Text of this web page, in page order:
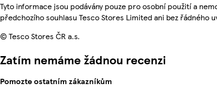
Tyto informace jsou podávány pouze pro osobní použití a
předchozího souhlasu Tesco Stores Limited ani bez řádného
© Tesco Stores ČR a.s.
Zatím nemáme žádnou recenzi
Pomozte ostatním zákazníkům